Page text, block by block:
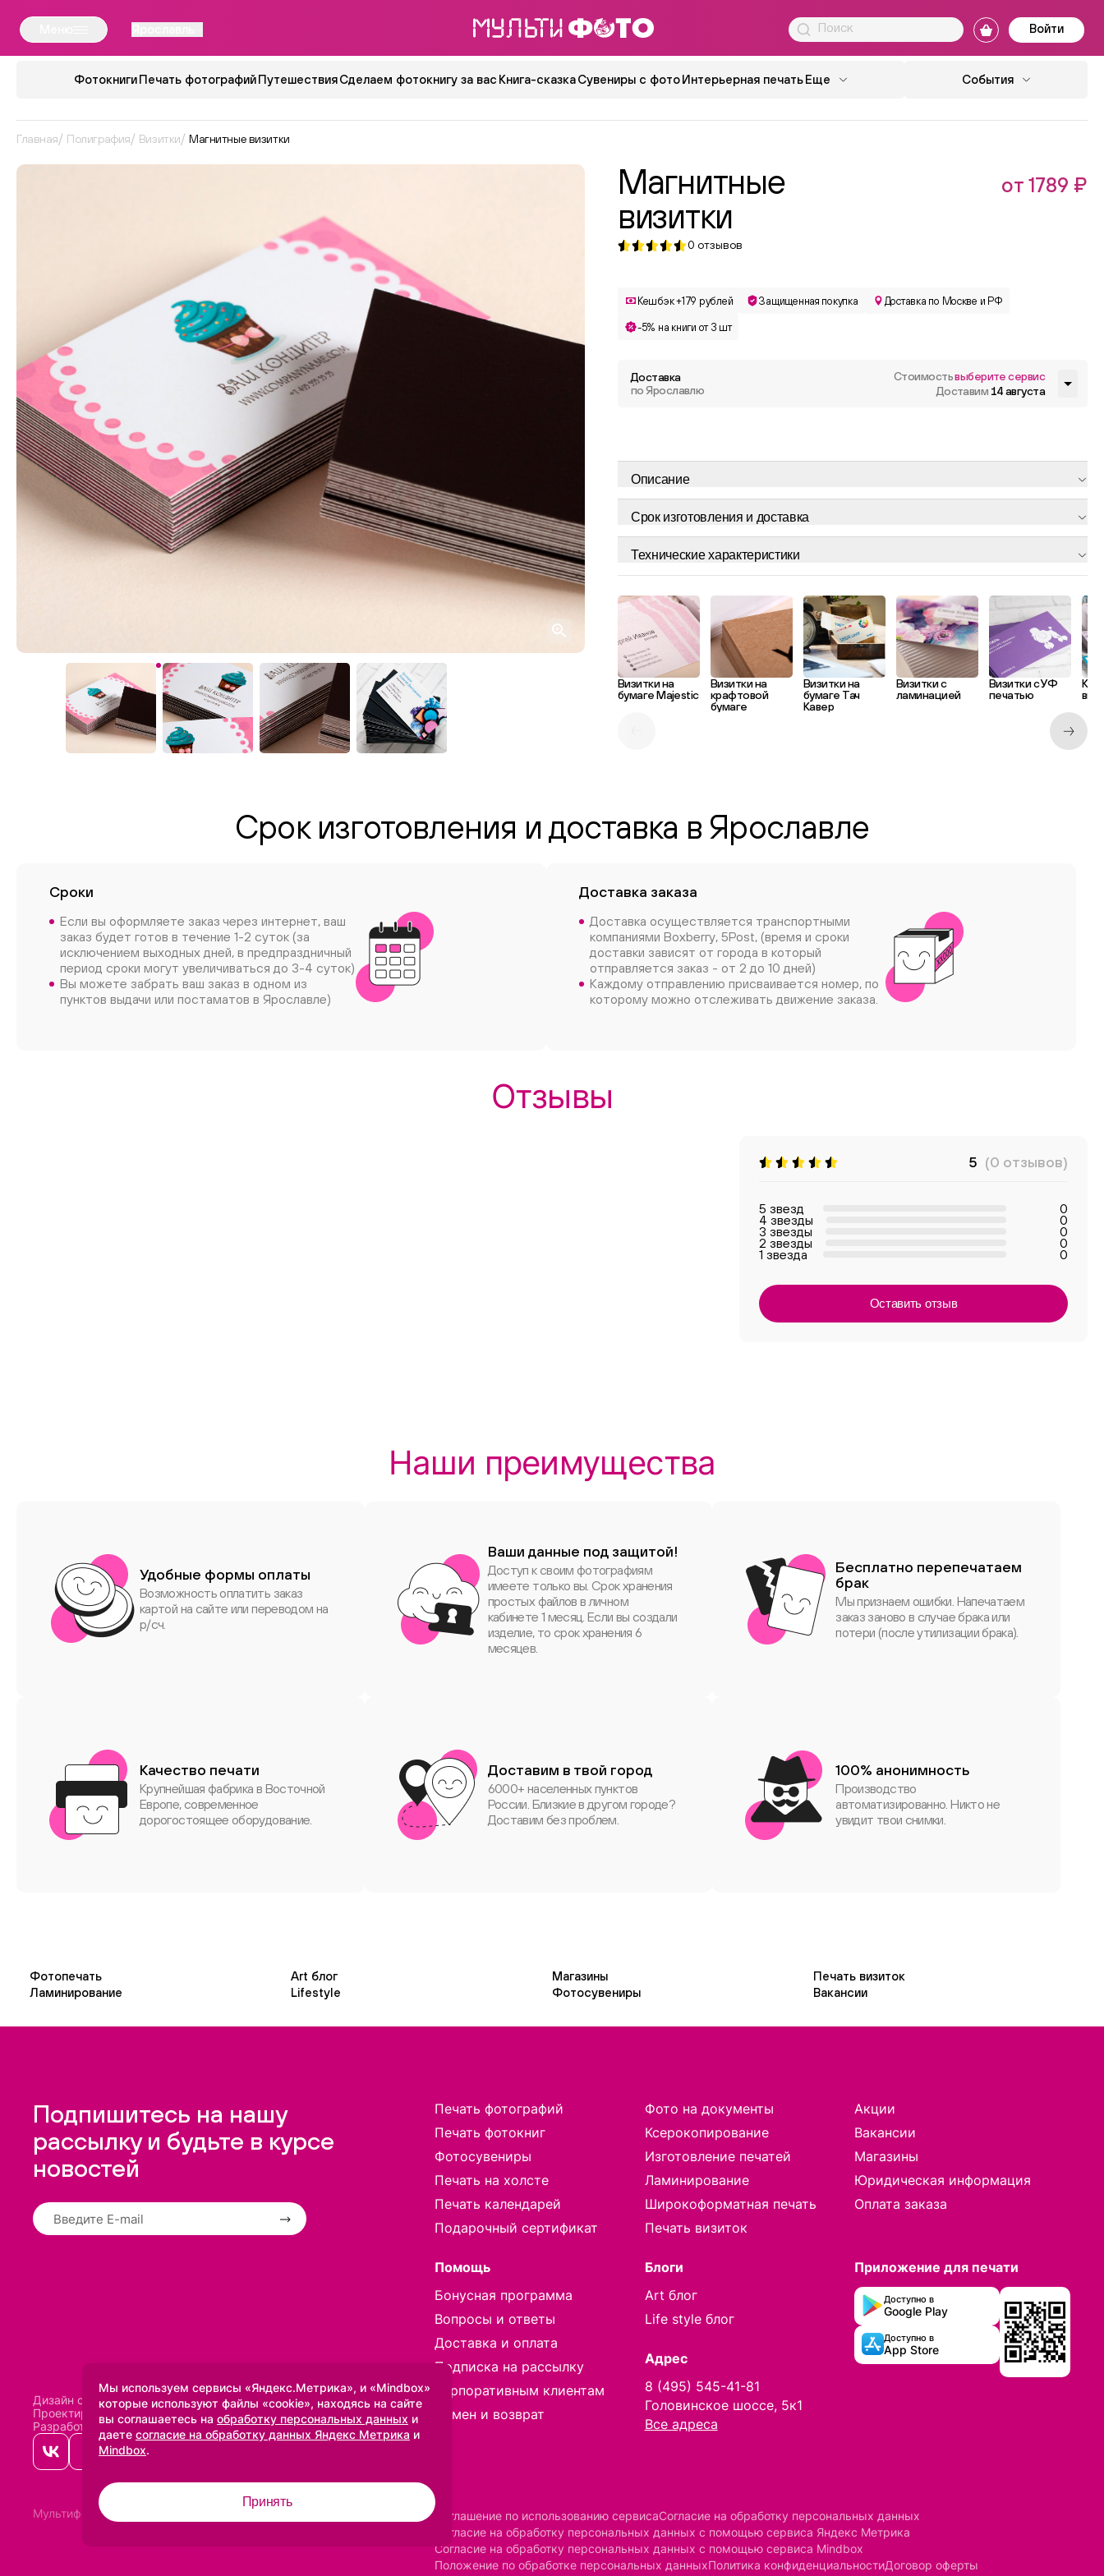
Войти
Фотокниги Печать фотографий Путешествия Сделаем фотокнигу за вас Книга-сказка Сувениры с фото Интерьерная печать Еще События
Главная Полиграфия Визитки Магнитные визитки
Магнитные
визитки
от 1789 ₽
0 отзывов
Кешбэк +179 рублей Защищенная покупка Доставка по Москве и РФ
-5% на книги от 3 шт
Доставка
по Ярославлю
Стоимостьвыберите сервис
Доставим 14 августа
Описание
Срок изготовления и доставка
Технические характеристики
Визитки на
бумаге Majestic
Визитки на
крафтовой
бумаге
Визитки на
бумаге Тач
Кавер
Визитки с
ламинацией
Визитки с УФ
печатью
Срок изготовления и доставка в Ярославле
Сроки
Если вы оформляете заказ через интернет, ваш
заказ будет готов в течение 1-2 суток (за
исключением выходных дней, в предпраздничный
период сроки могут увеличиваться до 3-4 суток)
Вы можете забрать ваш заказ в одном из
пунктов выдачи или постаматов в Ярославле)
Доставка заказа
Доставка осуществляется транспортными
компаниями Boxberry, 5Post, (время и сроки
доставки зависят от города в который
отправляется заказ - от 2 до 10 дней)
Каждому отправлению присваивается номер, по
которому можно отслеживать движение заказа.
Отзывы
5 (0 отзывов)
5 звезд 0
4 звезды 0
3 звезды 0
2 звезды 0
1 звезда 0
Оставить отзыв
Наши преимущества
Удобные формы оплаты
Возможность оплатить заказ
картой на сайте или переводом на
р/сч.
Ваши данные под защитой!
Доступ к своим фотографиям
имеете только вы. Срок хранения
простых файлов в личном
кабинете 1 месяц. Если вы создали
изделие, то срок хранения 6
месяцев.
Бесплатно перепечатаем
брак
Мы признаем ошибки. Напечатаем
заказ заново в случае брака или
потери (после утилизации брака).
Качество печати
Крупнейшая фабрика в Восточной
Европе, современное
дорогостоящее оборудование.
Доставим в твой город
6000+ населенных пунктов
России. Близкие в другом городе?
Доставим без проблем.
100% анонимность
Производство
автоматизированно. Никто не
увидит твои снимки.
Фотопечать Art блог Магазины
Печать визиток
Ламинирование
Lifestyle Фотосувениры Вакансии
Подпишитесь на нашу
рассылку и будьте в курсе
новостей
Дизайн сделан вUprock
Проектирование и SEO:
Baklenev SEO
Разработано в Qualitica
Печать фотографий
Печать фотокниг
Фотосувениры
Печать на холсте
Печать календарей
Подарочный сертификат
Фото на документы
Ксерокопирование
Изготовление печатей
Ламинирование
Широкоформатная печать
Печать визиток
Акции
Вакансии
Магазины
Юридическая информация
Оплата заказа
Помощь
Бонусная программа
Вопросы и ответы
Доставка и оплата
Подписка на рассылку
Корпоративным клиентам
Обмен и возврат
Блоги
Art блог
Life style блог
Адрес
8 (495) 545-41-81
Головинское шоссе, 5к1
Все адреса
Приложение для печати
Доступно в
Google Play
Доступно в
App Store
Мультифото 2005-2026 © Соглашение по использованию сервисаСогласие на обработку персональных данных
Согласие на обработку персональных данных с помощью сервиса Яндекс Метрика
Согласие на обработку персональных данных с помощью сервиса Mindbox
Положение по обработке персональных данныхПолитика конфиденциальностиДоговор оферты
Мы используем сервисы «Яндекс.Метрика», и «Mindbox»
которые используют файлы «cookie», находясь на сайте
вы соглашаетесь на обработку персональных данных и
даете согласие на обработку данных Яндекс Метрика и
Mindbox.
Принять